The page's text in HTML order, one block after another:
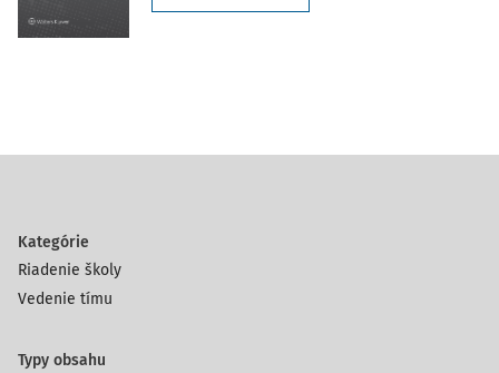
Kategórie
Riadenie školy
Vedenie tímu
Typy obsahu